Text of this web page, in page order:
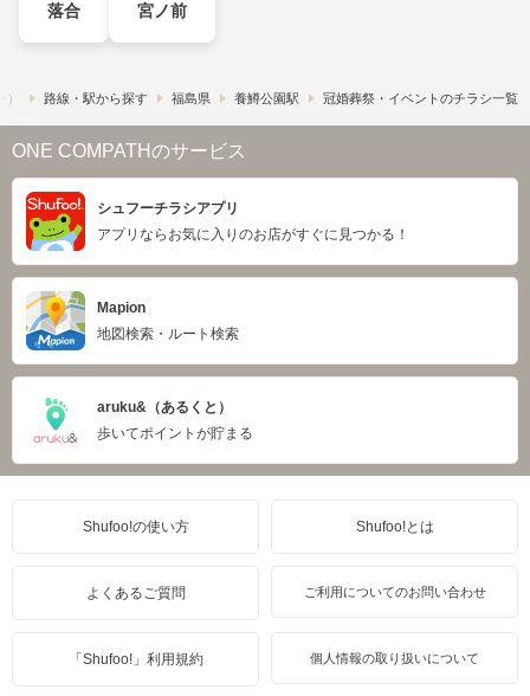
落合 宮ノ前
路線・駅から探す 福島県 養鱒公園駅 冠婚葬祭・イベントのチラシ一覧
ONE COMPATHのサービス
シュフーチラシアプリ
アプリならお気に入りのお店がすぐに見つかる！
Mapion
地図検索・ルート検索
aruku&（あるくと）
歩いてポイントが貯まる
Shufoo!の使い方 Shufoo!とは
よくあるご質問 ご利用についてのお問い合わせ
「Shufoo!」利用規約 個人情報の取り扱いについて